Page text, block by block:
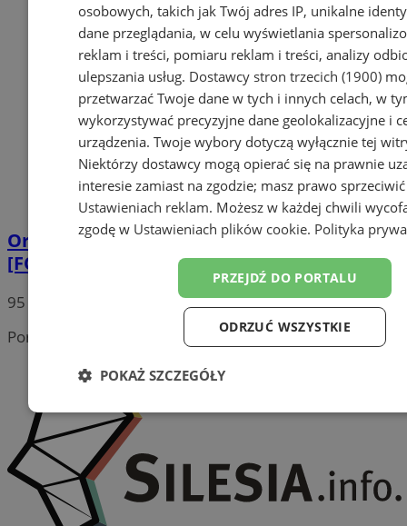
Orszak Trzech Króli przeszedł przez miasto
[FOTORELACJA]
95
Portal należy do sieci
osobowych, takich jak Twój adres IP, unikalne
dane przeglądania, w celu wyświetlania
reklam i treści, pomiaru reklam i treści, analizy
ulepszania usług. Dostawcy stron trzecich (1900)
przetwarzać Twoje dane w tych i innych celach, w
wykorzystywać precyzyjne dane geolokalizacyjne i
urządzenia. Twoje wybory dotyczą wyłącznie tej
Niektórzy dostawcy mogą opierać się na prawnie
interesie zamiast na zgodzie; masz prawo
Ustawieniach reklam. Możesz w każdej chwili
zgodę w Ustawieniach plików cookie. Polityka
PRZEJDŹ DO PORTALU
ODRZUĆ WSZYSTKIE
POKAŻ SZCZEGÓŁY
Niezbędne Wydajność Targetowanie
Niesklasyfikowane